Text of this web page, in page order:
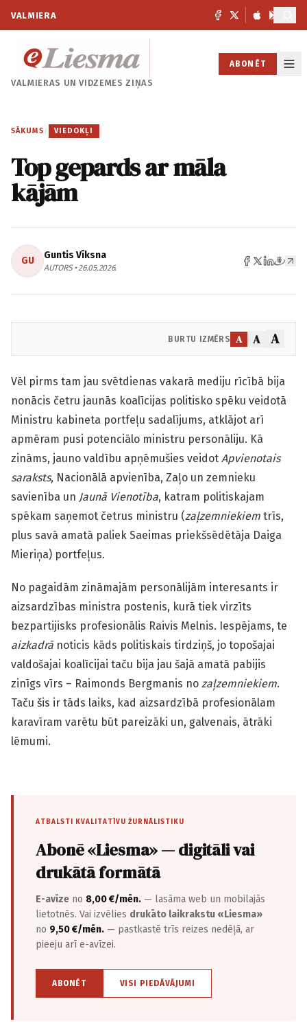
VALMIERA
VALMIERAS UNVIDZEMES ZIŅAS
ABONĒT
SĀKUMS / VIEDOKĻI
Top gepards ar māla
kājām
GU Guntis Vīksna
AUTORS • 26.05.2026.
BURTU IZMĒRS A A A
Vēl pirms tam jau svētdienas vakarā mediju rīcībā bija
nonācis četru jaunās koalīcijas politisko spēku veidotā
Ministru kabineta portfeļu sadalījums, atklājot arī
apmēram pusi potenciālo ministru personāliju. Kā
zināms, jauno valdību apņēmušies veidot Apvienotais
saraksts, Nacionālā apvienība, Zaļo un zemnieku
savienība un Jaunā Vienotība, katram politiskajam
spēkam saņemot četrus ministru (zaļzemniekiem trīs,
plus savā amatā paliek Saeimas priekšsēdētāja Daiga
Mieriņa) portfeļus.
No pagaidām zināmajām personālijām interesants ir
aizsardzības ministra postenis, kurā tiek virzīts
bezpartijisks profesionālis Raivis Melnis. Iespējams, te
aizkadrānoticis kāds politiskais tirdziņš, jo topošajai
valdošajai koalīcijai taču bija jau šajā amatā pabijis
zinīgs vīrs – Raimonds Bergmanis no zaļzemniekiem.
Taču šis ir tāds laiks, kad aizsardzībā profesionālam
karavīram varētu būt pareizāki un, galvenais, ātrāki
lēmumi.
ATBALSTI KVALITATĪVU ŽURNĀLISTIKU
Abonē «Liesma» — digitāli vai
drukātā formātā
E-avīze no 8,00 €/mēn. — lasāma web un mobilajās
lietotnēs. Vai izvēlies drukāto laikrakstu «Liesma»
no 9,50 €/mēn. — pastkastē trīs reizes nedēļā, ar
pieeju arī e-avīzei.
ABONĒT VISI PIEDĀVĀJUMI